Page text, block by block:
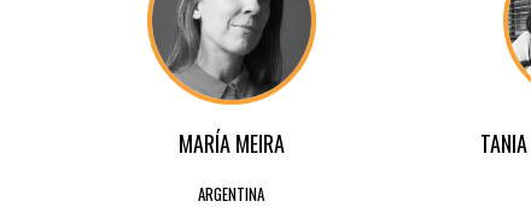
MARÍA MEIRA
ARGENTINA